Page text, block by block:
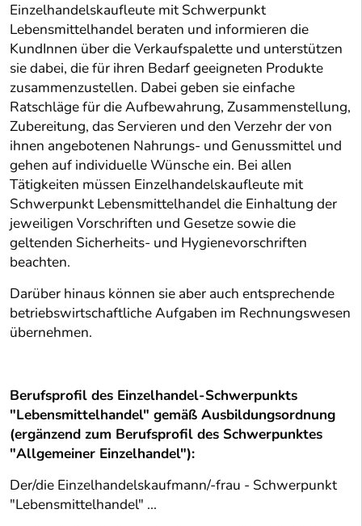
Einzelhandelskaufleute mit Schwerpunkt
Lebensmittelhandel beraten und informieren die
KundInnen über die Verkaufspalette und unterstützen
sie dabei, die für ihren Bedarf geeigneten Produkte
zusammenzustellen. Dabei geben sie einfache
Ratschläge für die Aufbewahrung, Zusammenstellung,
Zubereitung, das Servieren und den Verzehr der von
ihnen angebotenen Nahrungs- und Genussmittel und
gehen auf individuelle Wünsche ein. Bei allen
Tätigkeiten müssen Einzelhandelskaufleute mit
Schwerpunkt Lebensmittelhandel die Einhaltung der
jeweiligen Vorschriften und Gesetze sowie die
geltenden Sicherheits- und Hygienevorschriften
beachten.
Darüber hinaus können sie aber auch entsprechende
betriebswirtschaftliche Aufgaben im Rechnungswesen
übernehmen.
Berufsprofil des Einzelhandel-Schwerpunkts
"Lebensmittelhandel" gemäß Ausbildungsordnung
(ergänzend zum Berufsprofil des Schwerpunktes
"Allgemeiner Einzelhandel"):
Der/die Einzelhandelskaufmann/-frau - Schwerpunkt
"Lebensmittelhandel" ...